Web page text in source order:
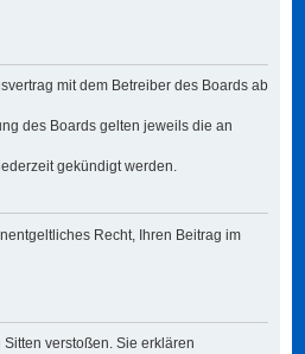
mit dem Betreiber des Boards ab
des Boards gelten jeweils die an
gekündigt werden.
Recht, Ihren Beitrag im
verstoßen. Sie erklären